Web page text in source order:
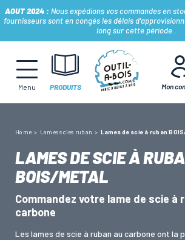
AOUT 2024 : Nous expédions vos commandes en
fournisseurs sont en congés les délais
long sur cette période .
Menu PRODUITS Mon
MÈCHES, FRAISES & FORETS
LAMES & DISQUES
CONSOMMABLES
OUTILS À MAIN
Home Lames scies ruban Lames de scie à ruban
LAMES DE SCIE À
BOIS/METAL
Commandez votre lame de scie à
carbone
Les lames de scie à ruban au carbone ont la